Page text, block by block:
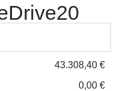
43.308,40 €
0,00 €